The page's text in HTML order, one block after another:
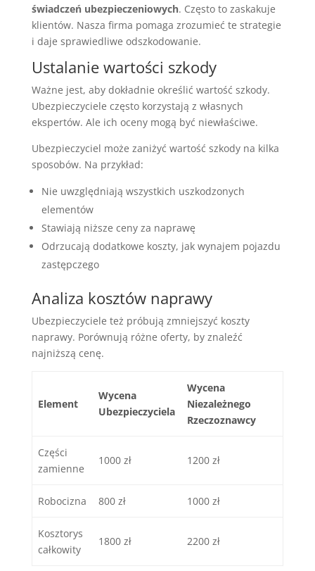
świadczeń ubezpieczeniowych. Często to zaskakuje
klientów. Nasza firma pomaga zrozumieć te strategie
i daje sprawiedliwe odszkodowanie.
Ustalanie wartości szkody
Ważne jest, aby dokładnie określić wartość szkody.
Ubezpieczyciele często korzystają z własnych
ekspertów. Ale ich oceny mogą być niewłaściwe.
Ubezpieczyciel może zaniżyć wartość szkody na kilka
sposobów. Na przykład:
Nie uwzględniają wszystkich uszkodzonych
elementów
Stawiają niższe ceny za naprawę
Odrzucają dodatkowe koszty, jak wynajem pojazdu
zastępczego
Analiza kosztów naprawy
Ubezpieczyciele też próbują zmniejszyć koszty
naprawy. Porównują różne oferty, by znaleźć
najniższą cenę.
Element
Wycena
Ubezpieczyciela
Wycena
Niezależnego
Rzeczoznawcy
Części
zamienne
1000 zł 1200 zł
Robocizna 800 zł 1000 zł
Kosztorys
całkowity
1800 zł 2200 zł